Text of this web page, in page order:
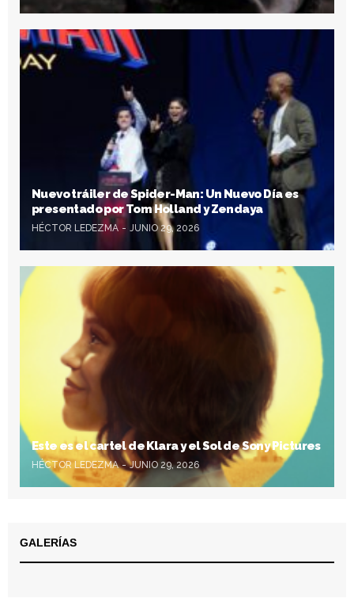
Nuevo tráiler de Spider-Man: Un Nuevo Día es
presentado por Tom Holland y Zendaya
HÉCTOR LEDEZMA JUNIO 29, 2026
Este es el cartel de Klara y el Sol de Sony Pictures
HÉCTOR LEDEZMA JUNIO 29, 2026
GALERÍAS